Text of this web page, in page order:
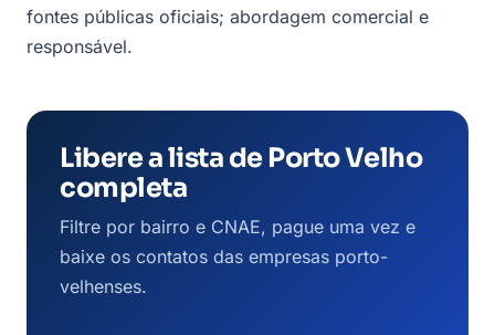
fontes públicas oficiais; abordagem comercial e
responsável.
Libere a lista de Porto Velho
completa
Filtre por bairro e CNAE, pague uma vez e
baixe os contatos das empresas porto-
velhenses.